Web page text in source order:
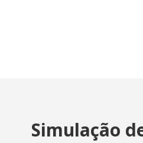
Simulação